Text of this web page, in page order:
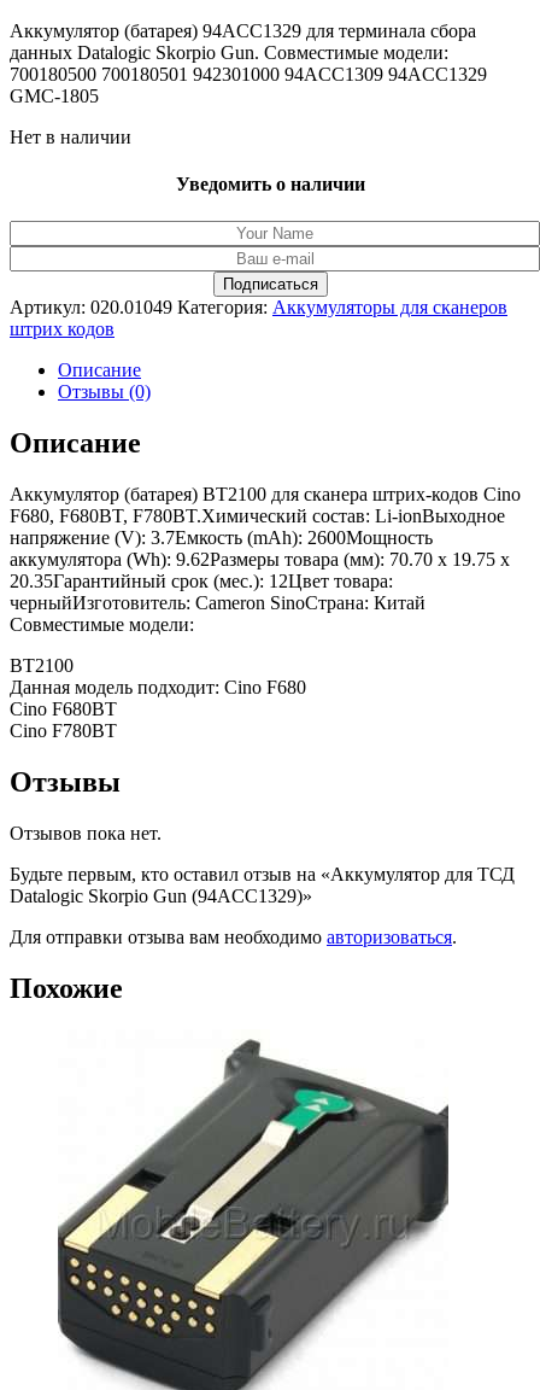
составляла
5,388.00₽.
4,939.00₽.
Аккумулятор (батарея) 94ACC1329 для терминала сбора
данных Datalogic Skorpio Gun. Совместимые модели:
700180500 700180501 942301000 94ACC1309 94ACC1329
GMC-1805
Нет в наличии
Уведомить о наличии
Артикул: 020.01049 Категория: Аккумуляторы для сканеров
штрих кодов
Описание
Отзывы (0)
Описание
Аккумулятор (батарея) BT2100 для сканера штрих-кодов Cino
F680, F680BT, F780BT.Химический состав: Li-ionВыходное
напряжение (V): 3.7Емкость (mAh): 2600Мощность
аккумулятора (Wh): 9.62Размеры товара (мм): 70.70 x 19.75 x
20.35Гарантийный срок (мес.): 12Цвет товара:
черныйИзготовитель: Cameron SinoСтрана: Китай
Совместимые модели:
BT2100
Данная модель подходит: Cino F680
Cino F680BT
Cino F780BT
Отзывы
Отзывов пока нет.
Будьте первым, кто оставил отзыв на «Аккумулятор для ТСД
Datalogic Skorpio Gun (94ACC1329)»
Для отправки отзыва вам необходимо авторизоваться.
Похожие